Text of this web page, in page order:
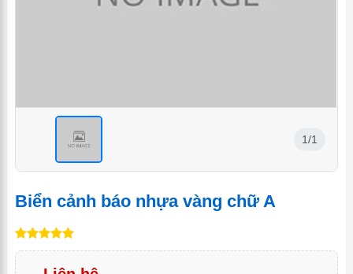
<
1/1
Biển cảnh báo nhựa vàng chữ A